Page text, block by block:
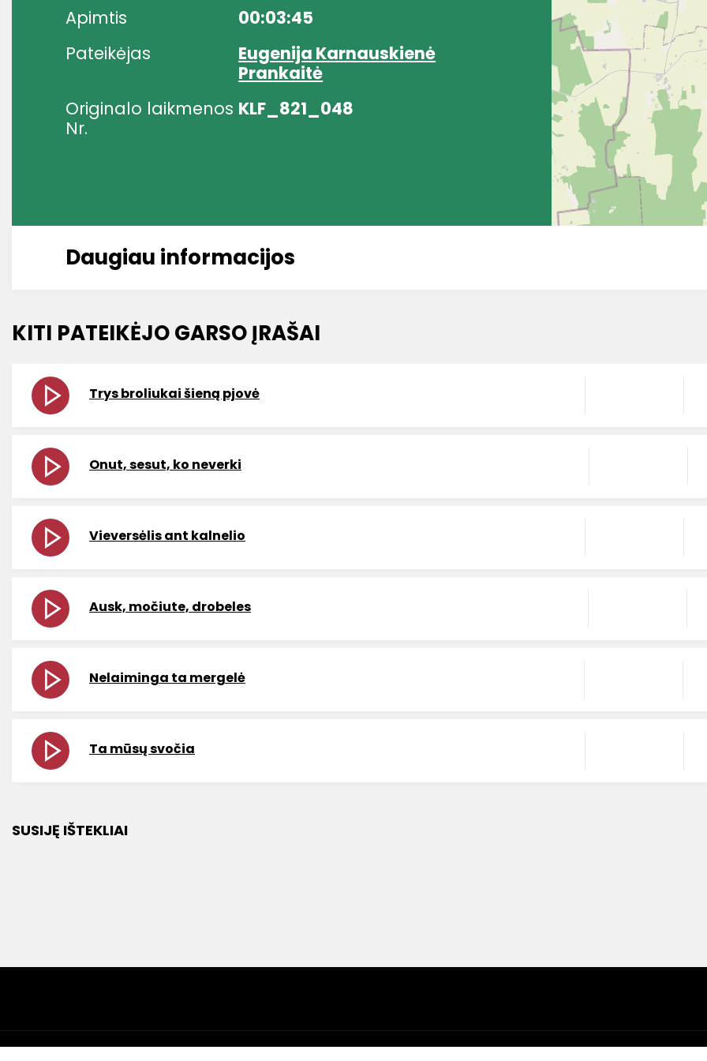
Apimtis
00:03:45
Pateikėjas
Eugenija Karnauskienė
Prankaitė
Originalo laikmenos
Nr.
KLF_821_048
Daugiau informacijos
KITI PATEIKĖJO GARSO ĮRAŠAI
Trys broliukai šieną pjovė
Onut, sesut, ko neverki
Vieversėlis ant kalnelio
Ausk, močiute, drobeles
Nelaiminga ta mergelė
Ta mūsų svočia
SUSIJĘ IŠTEKLIAI